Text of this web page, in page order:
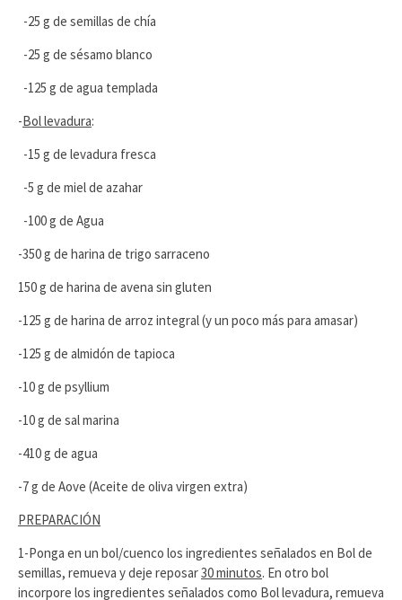
-25 g de semillas de chía
-25 g de sésamo blanco
-125 g de agua templada
-Bol levadura:
-15 g de levadura fresca
-5 g de miel de azahar
-100 g de Agua
-350 g de harina de trigo sarraceno
150 g de harina de avena sin gluten
-125 g de harina de arroz integral (y un poco más para amasar)
-125 g de almidón de tapioca
-10 g de psyllium
-10 g de sal marina
-410 g de agua
-7 g de Aove (Aceite de oliva virgen extra)
PREPARACIÓN
1-Ponga en un bol/cuenco los ingredientes señalados en Bol de
semillas, remueva y deje reposar30 minutos. En otro bol
incorpore los ingredientes señalados como Bol levadura, remueva